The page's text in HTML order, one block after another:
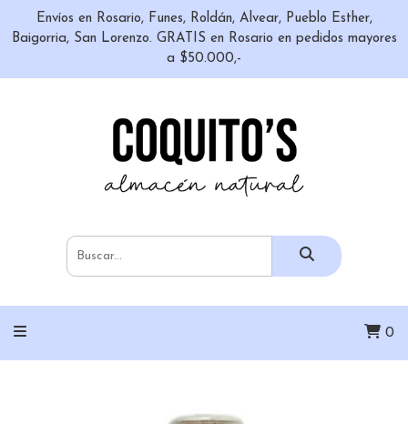
Envíos en Rosario, Funes, Roldán, Alvear, Pueblo Esther,
Baigorria, San Lorenzo. GRATIS en Rosario en pedidos mayores
a $50.000,-
0